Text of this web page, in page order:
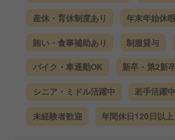
産休・育休制度あり 年末年始休
賄い・食事補助あり 制服貸与
バイク・車通勤OK 新卒・第2新
シニア・ミドル活躍中 若手活躍中
未経験者歓迎 年間休日120日以上